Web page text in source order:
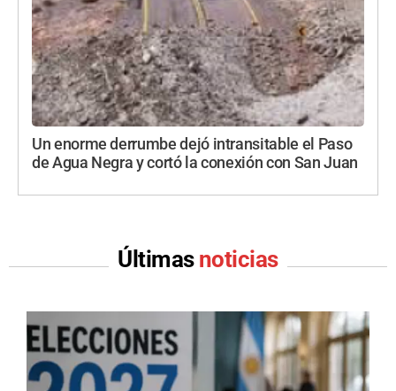
Un enorme derrumbe dejó intransitable el Paso
de Agua Negra y cortó la conexión con San Juan
Últimas noticias